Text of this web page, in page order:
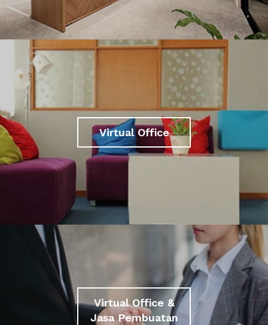
Virtual Office
Virtual Office &
Jasa Pembuatan